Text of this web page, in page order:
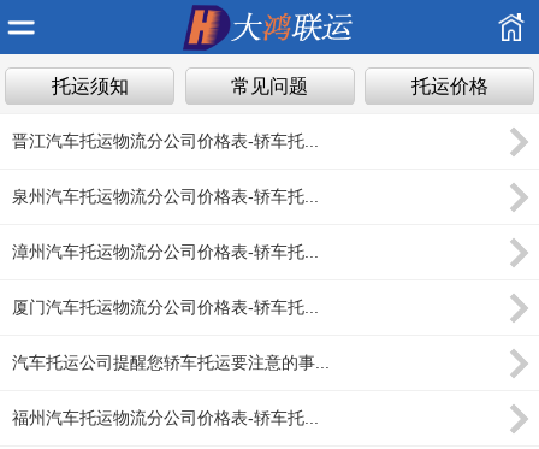
托运须知 常见问题 托运价格
晋江汽车托运物流分公司价格表-轿车托...
泉州汽车托运物流分公司价格表-轿车托...
漳州汽车托运物流分公司价格表-轿车托...
厦门汽车托运物流分公司价格表-轿车托...
汽车托运公司提醒您轿车托运要注意的事...
福州汽车托运物流分公司价格表-轿车托...